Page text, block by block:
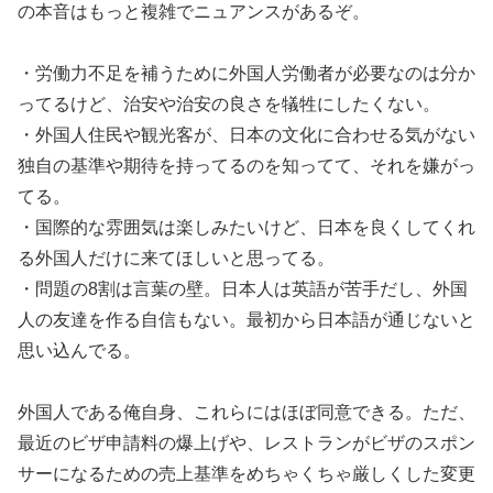
の本音はもっと複雑でニュアンスがあるぞ。
・労働力不足を補うために外国人労働者が必要なのは分か
ってるけど、治安や治安の良さを犠牲にしたくない。
・外国人住民や観光客が、日本の文化に合わせる気がない
独自の基準や期待を持ってるのを知ってて、それを嫌がっ
てる。
・国際的な雰囲気は楽しみたいけど、日本を良くしてくれ
る外国人だけに来てほしいと思ってる。
・問題の8割は言葉の壁。日本人は英語が苦手だし、外国
人の友達を作る自信もない。最初から日本語が通じないと
思い込んでる。
外国人である俺自身、これらにはほぼ同意できる。ただ、
最近のビザ申請料の爆上げや、レストランがビザのスポン
サーになるための売上基準をめちゃくちゃ厳しくした変更